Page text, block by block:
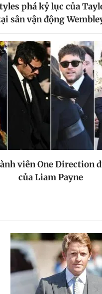
phá kỷ lục của
sân vận động
viên One Direction
của Liam Payne